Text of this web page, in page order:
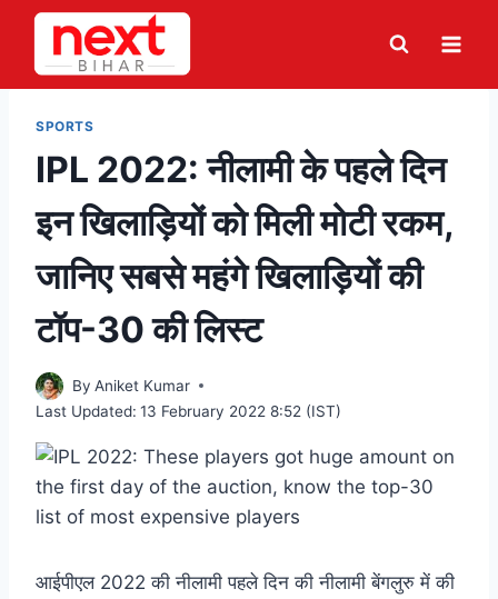
Skip
content
SPORTS
IPL 2022: नीलामी के पहले दिन
इन खिलाड़ियों को मिली मोटी रकम,
जानिए सबसे महंगे खिलाड़ियों की
टॉप-30 की लिस्ट
By Aniket Kumar
Last Updated: 13 February 2022 8:52 (IST)
आईपीएल 2022 की नीलामी पहले दिन की नीलामी बेंगलुरु में की